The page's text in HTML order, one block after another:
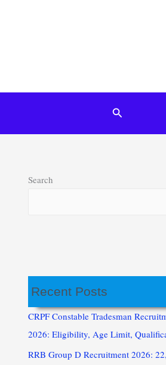
Search
Search
Recent Posts
CRPF Constable Tradesman
2026: Eligibility, Age Limit,
RRB Group D Recruitment 2026: